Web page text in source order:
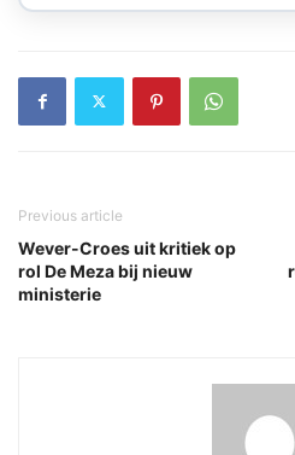
Previous article
Wever-Croes uit kritiek op
rol De Meza bij nieuw
ministerie